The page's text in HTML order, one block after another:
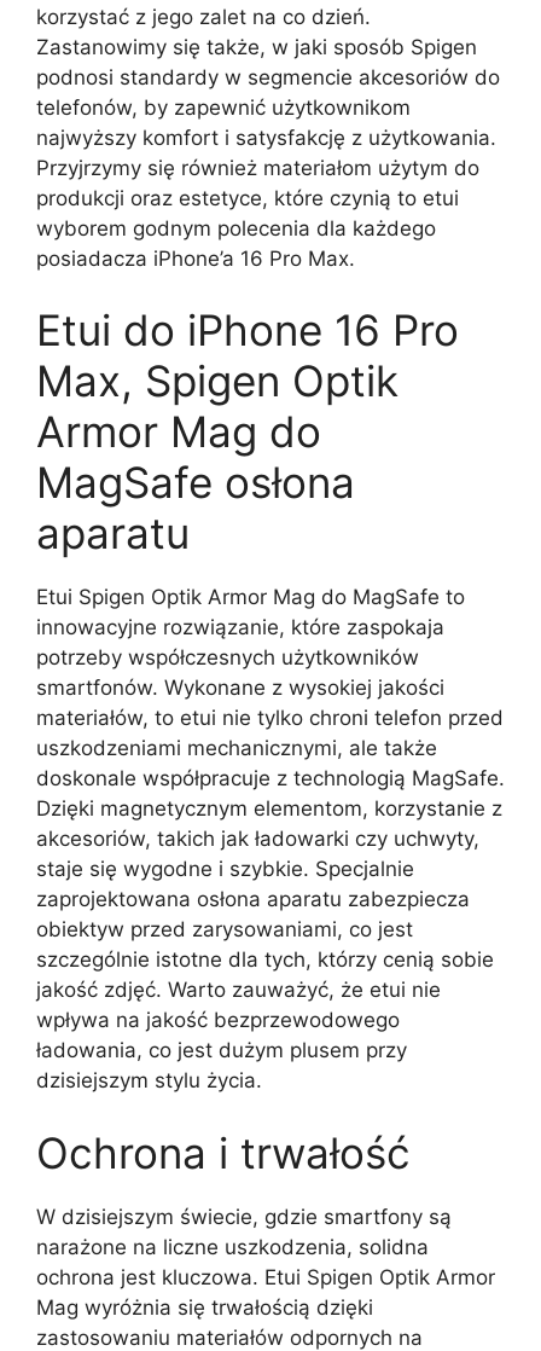
korzystać z jego zalet na co dzień.
Zastanowimy się także, w jaki sposób Spigen
podnosi standardy w segmencie akcesoriów do
telefonów, by zapewnić użytkownikom
najwyższy komfort i satysfakcję z użytkowania.
Przyjrzymy się również materiałom użytym do
produkcji oraz estetyce, które czynią to etui
wyborem godnym polecenia dla każdego
posiadacza iPhone’a 16 Pro Max.
Etui do iPhone 16 Pro
Max, Spigen Optik
Armor Mag do
MagSafe osłona
aparatu
Etui Spigen Optik Armor Mag do MagSafe to
innowacyjne rozwiązanie, które zaspokaja
potrzeby współczesnych użytkowników
smartfonów. Wykonane z wysokiej jakości
materiałów, to etui nie tylko chroni telefon przed
uszkodzeniami mechanicznymi, ale także
doskonale współpracuje z technologią MagSafe.
Dzięki magnetycznym elementom, korzystanie z
akcesoriów, takich jak ładowarki czy uchwyty,
staje się wygodne i szybkie. Specjalnie
zaprojektowana osłona aparatu zabezpiecza
obiektyw przed zarysowaniami, co jest
szczególnie istotne dla tych, którzy cenią sobie
jakość zdjęć. Warto zauważyć, że etui nie
wpływa na jakość bezprzewodowego
ładowania, co jest dużym plusem przy
dzisiejszym stylu życia.
Ochrona i trwałość
W dzisiejszym świecie, gdzie smartfony są
narażone na liczne uszkodzenia, solidna
ochrona jest kluczowa. Etui Spigen Optik Armor
Mag wyróżnia się trwałością dzięki
zastosowaniu materiałów odpornych na